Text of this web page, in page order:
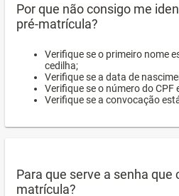
Por que não consigo me
pré-matrícula?
Verifique se o primeiro nome
cedilha;
Verifique se a data de
Verifique se o número do CPF
Verifique se a convocação
Para que serve a senha que
matrícula?